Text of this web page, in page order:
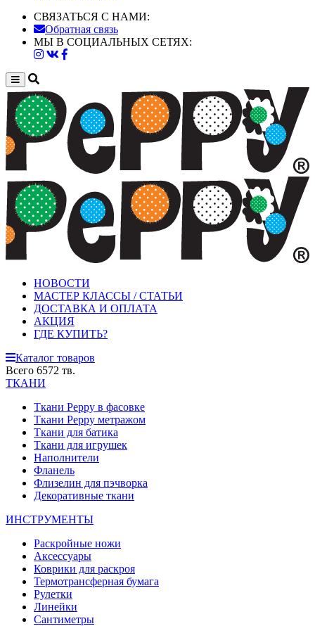
СВЯЗАТЬСЯ С НАМИ:
Обратная связь
МЫ В СОЦИАЛЬНЫХ СЕТЯХ:
НОВОСТИ
МАСТЕР КЛАССЫ / СТАТЬИ
ДОСТАВКА И ОПЛАТА
АКЦИЯ
ГДЕ КУПИТЬ?
Каталог товаров
Всего 6572 тв.
ТКАНИ
Ткани Peppy в фасовке
Ткани Peppy метражом
Ткани для батика
Ткани для игрушек
Наполнители
Фланель
Флизелин для пэчворка
Декоративные ткани
ИНСТРУМЕНТЫ
Раскройные ножи
Аксессуары
Коврики для раскроя
Термотрансферная бумага
Рулетки
Линейки
Сантиметры